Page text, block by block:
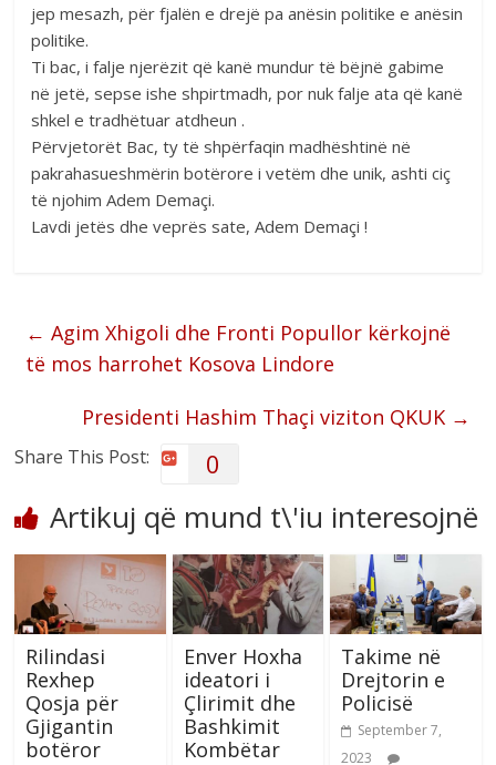
jep mesazh, për fjalën e drejë pa anësin politike e anësin
politike.
Ti bac, i falje njerëzit që kanë mundur të bëjnë gabime
në jetë, sepse ishe shpirtmadh, por nuk falje ata që kanë
shkel e tradhëtuar atdheun .
Përvjetorët Bac, ty të shpërfaqin madhështinë në
pakrahasueshmërin botërore i vetëm dhe unik, ashti ciç
të njohim Adem Demaçi.
Lavdi jetës dhe veprës sate, Adem Demaçi !
← Agim Xhigoli dhe Fronti Popullor kërkojnë
të mos harrohet Kosova Lindore
Presidenti Hashim Thaçi viziton QKUK →
Share This Post: 0
Artikuj që mund t\'iu interesojnë
Rilindasi
Rexhep
Qosja për
Gjigantin
botëror
Enver Hoxha
ideatori i
Çlirimit dhe
Bashkimit
Kombëtar
Takime në
Drejtorin e
Policisë
September 7,
2023